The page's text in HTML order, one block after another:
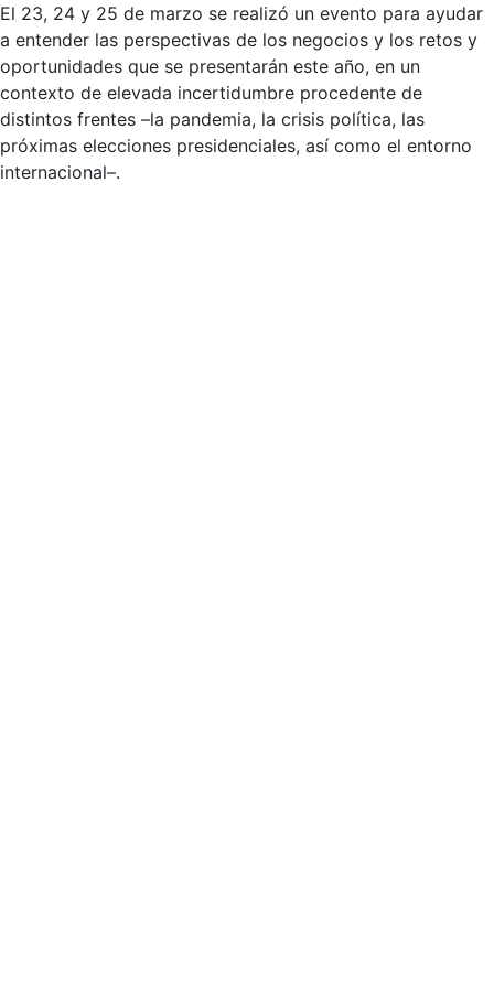
El 23, 24 y 25 de marzo se realizó un evento para ayudar
a entender las perspectivas de los negocios y los retos y
oportunidades que se presentarán este año, en un
contexto de elevada incertidumbre procedente de
distintos frentes –la pandemia, la crisis política, las
próximas elecciones presidenciales, así como el entorno
internacional–.